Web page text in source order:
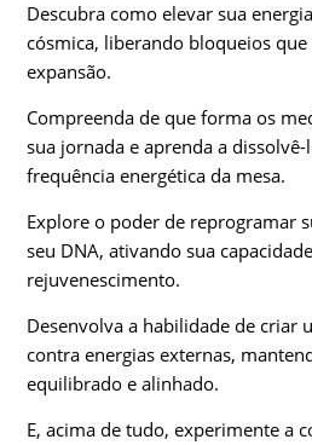
Descubra como elevar sua
cósmica, liberando bloqueios
expansão.
Compreenda de que forma os
sua jornada e aprenda a
frequência energética da mesa.
Explore o poder de reprogramar
seu DNA, ativando sua
rejuvenescimento.
Desenvolva a habilidade de criar
contra energias externas,
equilibrado e alinhado.
E, acima de tudo, experimente a